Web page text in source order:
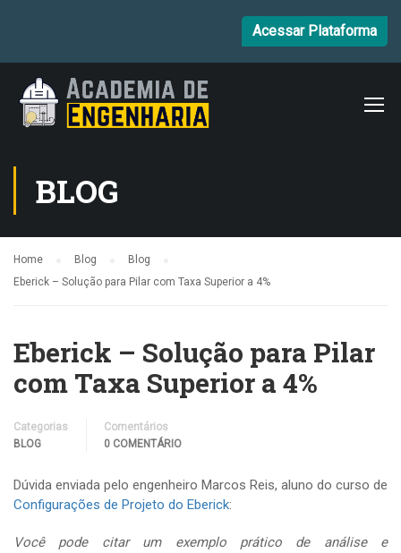
Acessar Plataforma
BLOG
Home Blog
Blog
Eberick – Solução para Pilar com Taxa Superior a 4%
Eberick – Solução para Pilar
com Taxa Superior a 4%
Categorias
BLOG
Comentários
0 COMENTÁRIO
Dúvida enviada pelo engenheiro Marcos Reis, aluno do curso de
Configurações de Projeto do Eberick:
Você pode citar um exemplo prático de análise e